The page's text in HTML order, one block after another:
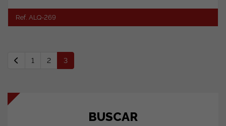
Ref. ALQ-269
1 2 3
BUSCAR